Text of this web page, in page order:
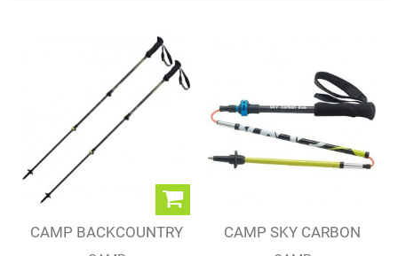
CAMP BACKCOUNTRY
CAMP SKY CARBON